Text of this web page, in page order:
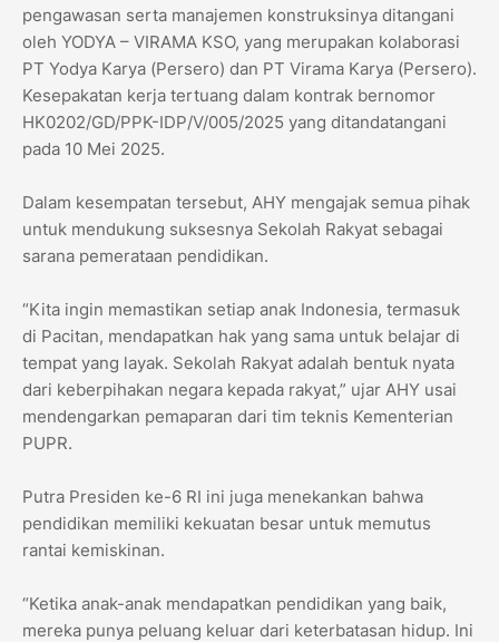
pengawasan serta manajemen konstruksinya ditangani
oleh YODYA – VIRAMA KSO, yang merupakan kolaborasi
PT Yodya Karya (Persero) dan PT Virama Karya (Persero).
Kesepakatan kerja tertuang dalam kontrak bernomor
HK0202/GD/PPK-IDP/V/005/2025 yang ditandatangani
pada 10 Mei 2025.
Dalam kesempatan tersebut, AHY mengajak semua pihak
untuk mendukung suksesnya Sekolah Rakyat sebagai
sarana pemerataan pendidikan.
“Kita ingin memastikan setiap anak Indonesia, termasuk
di Pacitan, mendapatkan hak yang sama untuk belajar di
tempat yang layak. Sekolah Rakyat adalah bentuk nyata
dari keberpihakan negara kepada rakyat,” ujar AHY usai
mendengarkan pemaparan dari tim teknis Kementerian
PUPR.
Putra Presiden ke-6 RI ini juga menekankan bahwa
pendidikan memiliki kekuatan besar untuk memutus
rantai kemiskinan.
“Ketika anak-anak mendapatkan pendidikan yang baik,
mereka punya peluang keluar dari keterbatasan hidup. Ini